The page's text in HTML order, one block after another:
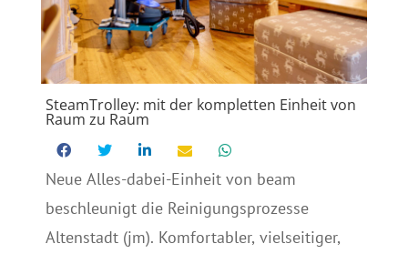
SteamTrolley: mit der kompletten Einheit von
Raum zu Raum
Neue Alles-dabei-Einheit von beam
beschleunigt die Reinigungsprozesse
Altenstadt (jm). Komfortabler, vielseitiger,